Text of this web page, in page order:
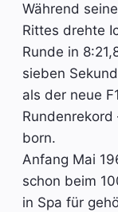
Während
Rittes drehte
Runde in
sieben
als der neue
born.
Anfang Mai
schon beim
in Spa für